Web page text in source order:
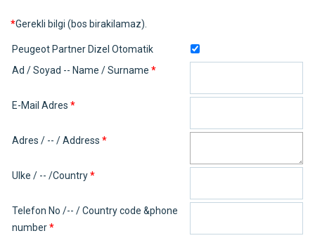
*Gerekli bilgi (bos birakilamaz).
Peugeot Partner Dizel Otomatik
Ad / Soyad -- Name / Surname *
E-Mail Adres *
Adres / -- / Address *
Ulke / -- /Country*
Telefon No /-- / Country code &phone
number*